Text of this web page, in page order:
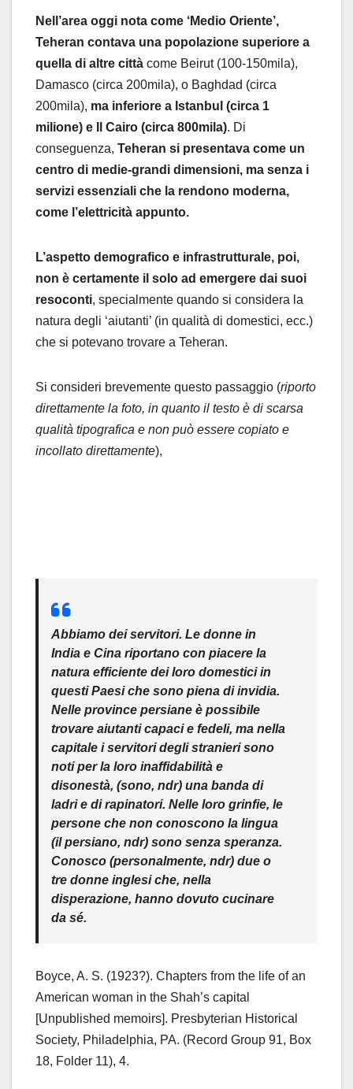
Nell’area oggi nota come ‘Medio Oriente’,
Teheran contava una popolazione superiore a
quella di altre città come Beirut (100-150mila),
Damasco (circa 200mila), o Baghdad (circa
200mila), ma inferiore a Istanbul (circa 1
milione) e Il Cairo (circa 800mila). Di
conseguenza, Teheran si presentava come un
centro di medie-grandi dimensioni, ma senza i
servizi essenziali che la rendono moderna,
come l’elettricità appunto.
L’aspetto demografico e infrastrutturale, poi,
non è certamente il solo ad emergere dai suoi
resoconti, specialmente quando si considera la
natura degli ‘aiutanti’ (in qualità di domestici, ecc.)
che si potevano trovare a Teheran.
Si consideri brevemente questo passaggio (riporto
direttamente la foto, in quanto il testo è di scarsa
qualità tipografica e non può essere copiato e
incollato direttamente),
Abbiamo dei servitori. Le donne in
India e Cina riportano con piacere la
natura efficiente dei loro domestici in
questi Paesi che sono piena di invidia.
Nelle province persiane è possibile
trovare aiutanti capaci e fedeli, ma nella
capitale i servitori degli stranieri sono
noti per la loro inaffidabilità e
disonestà, (sono, ndr) una banda di
ladri e di rapinatori. Nelle loro grinfie, le
persone che non conoscono la lingua
(il persiano, ndr) sono senza speranza.
Conosco (personalmente, ndr) due o
tre donne inglesi che, nella
disperazione, hanno dovuto cucinare
da sé.
Boyce, A. S. (1923?). Chapters from the life of an
American woman in the Shah’s capital
[Unpublished memoirs]. Presbyterian Historical
Society, Philadelphia, PA. (Record Group 91, Box
18, Folder 11), 4.